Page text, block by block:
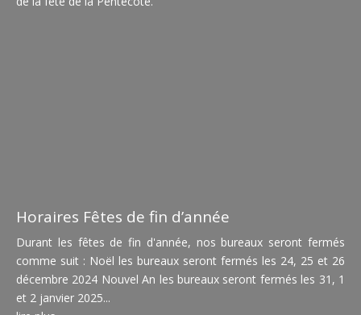
Horaires Fêtes de fin d’année
Durant les fêtes de fin d'année, nos bureaux seront fermés
comme suit : Noël les bureaux seront fermés les 24, 25 et 26
décembre 2024 Nouvel An les bureaux seront fermés les 31, 1
et 2 janvier 2025...